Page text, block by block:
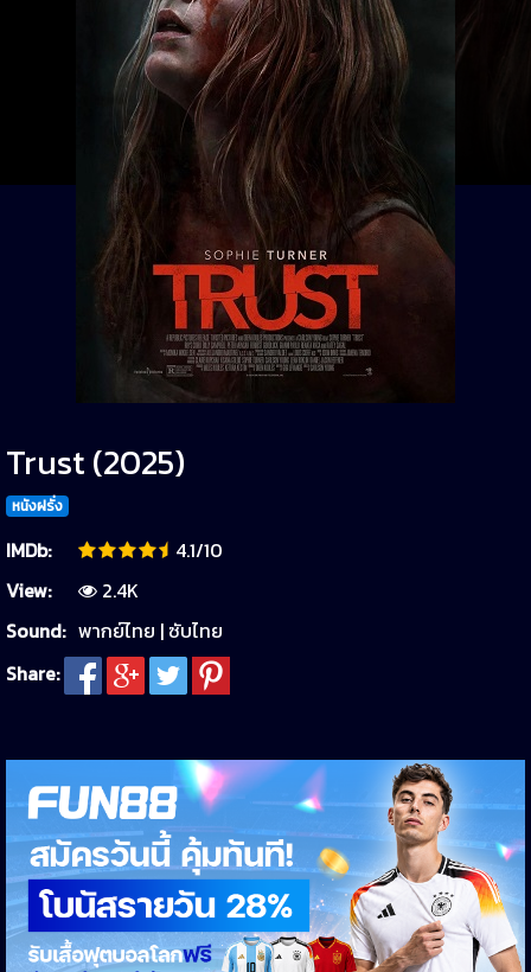
Trust (2025)
หนังฝรั่ง
IMDb:
4.1/10
View:
2.4K
Sound: พากย์ไทย | ซับไทย
Share: